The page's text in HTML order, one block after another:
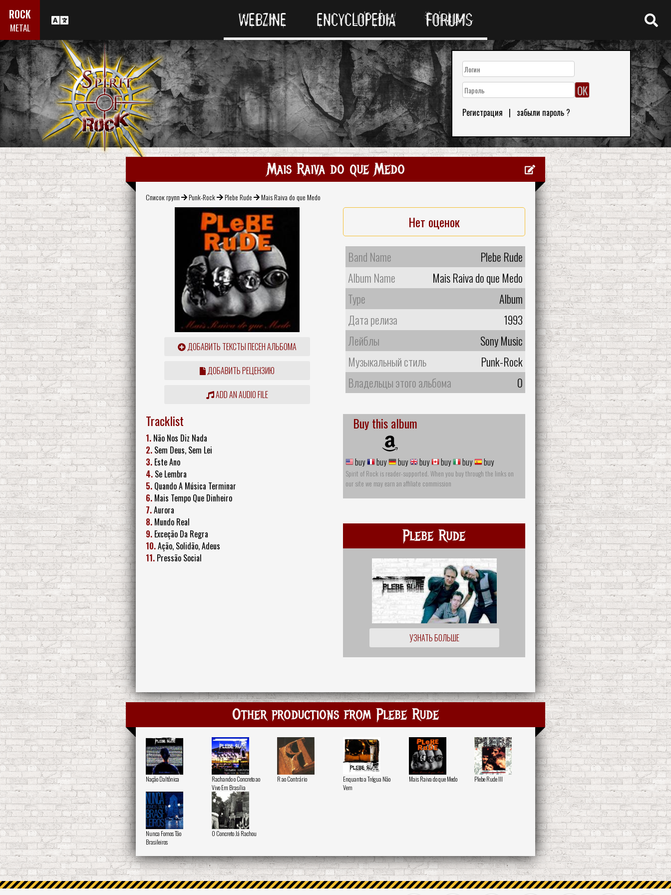
ROCK
METAL WEBZINE ENCYCLOPEDIA FORUMS
Регистрация | забыли пароль ?
Mais Raiva do que Medo
Список групп Punk-Rock Plebe Rude Mais Raiva do que Medo
ДОБАВИТЬ ТЕКСТЫ ПЕСЕН АЛЬБОМА
ДОБАВИТЬ РЕЦЕНЗИЮ
ADD AN AUDIO FILE
Нет оценок
Band Name
Plebe Rude
Album Name
Mais Raiva do que Medo
Type
Album
Дата релиза
1993
Лейблы
Sony Music
Музыкальный стиль
Punk-Rock
Владельцы этого альбома
0
Tracklist
1. Não Nos Diz Nada
2. Sem Deus, Sem Lei
3. Este Ano
4. Se Lembra
5. Quando A Música Terminar
6. Mais Tempo Que Dinheiro
7.Aurora
8. Mundo Real
9. Exceção Da Regra
10.Ação, Solidão, Adeus
11. Pressão Social
Buy this album
buy buy buy buy buy buy buy
Spirit of Rock is reader-supported. When you buy through the links on
our site we may earn an affiliate commission
Plebe Rude
УЗНАТЬ БОЛЬШЕ
Other productions from Plebe Rude
Nação Daltônica
Rachando o Concreto ao
Vivo Em Brasília
R ao Contrário
Enquanto a Trégua Não
Vem
Mais Raiva do que Medo Plebe Rude III
Nunca Fomos Tão
Brasileiros
O Concreto Já Rachou